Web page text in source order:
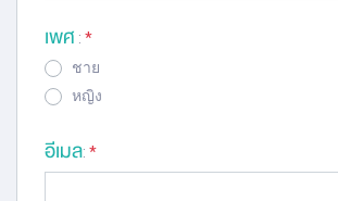
เพศ : *
ชาย
หญิง
อีเมล: *